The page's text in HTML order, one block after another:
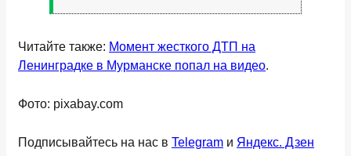
Читайте также: Момент жесткого ДТП на
Ленинградке в Мурманске попал на видео.
Фото: pixabay.com
Подписывайтесь на нас в Telegram и Яндекс. Дзен